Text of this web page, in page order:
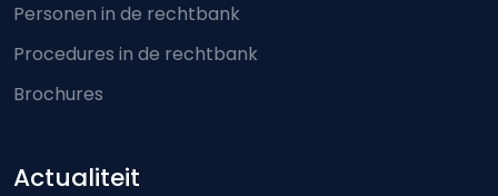
Personen in de rechtbank
Procedures in de rechtbank
Brochures
Actualiteit